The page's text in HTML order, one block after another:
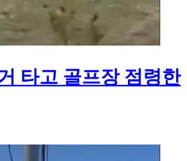
타고 골프장 점령한